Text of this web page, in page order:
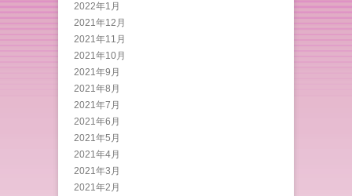
2022年1月
2021年12月
2021年11月
2021年10月
2021年9月
2021年8月
2021年7月
2021年6月
2021年5月
2021年4月
2021年3月
2021年2月